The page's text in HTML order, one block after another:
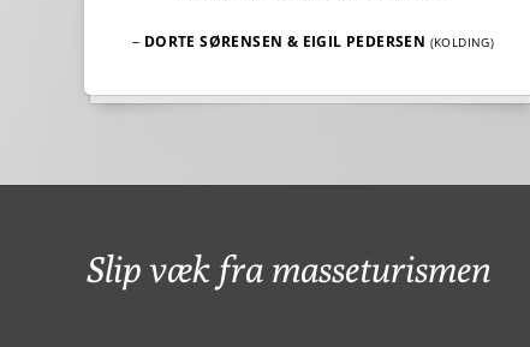
– DORTE SØRENSEN & EIGIL PEDERSEN (KOLDING)
Slip væk fra masseturismen